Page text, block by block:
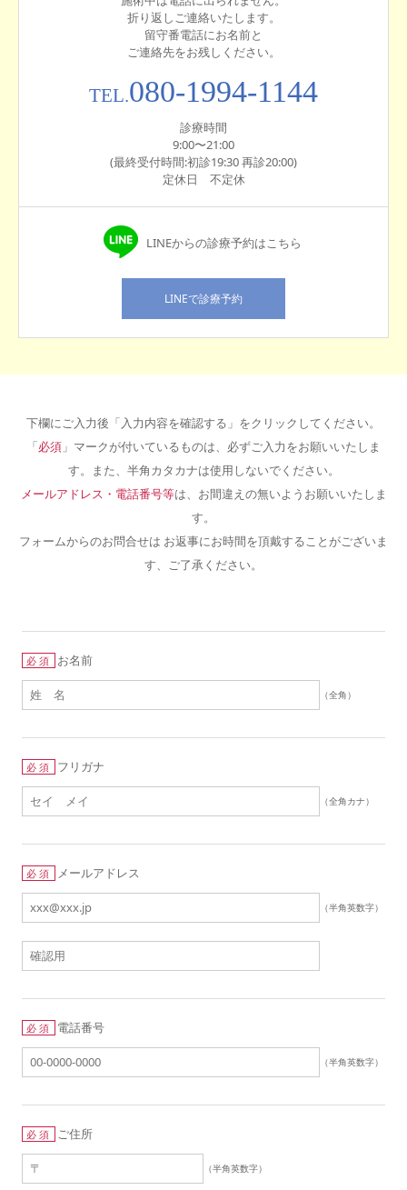
折り返しご連絡いたします。
留守番電話にお名前と
ご連絡先をお残しください。
TEL.080-1994-1144
診療時間
9:00〜21:00
(最終受付時間:初診19:30 再診20:00)
定休日 不定休
LINEからの診療予約はこちら
LINEで診療予約
下欄にご入力後「入力内容を確認する」をクリックしてください。
「必須 」マークが付いているものは、必ずご入力をお願いいたしま
す。また、半角カタカナは使用しないでください。
メールアドレス・電話番号等は、お間違えの無いようお願いいたしま
す。
フォームからのお問合せは お返事にお時間を頂戴することがございま
す、ご了承ください。
必須 お名前
（全角）
必須 フリガナ
（全角カナ）
必須 メールアドレス
（半角英数字）
必須 電話番号
（半角英数字）
必須 ご住所
（半角英数字）